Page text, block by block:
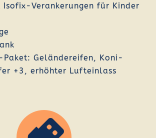
Isofix-Verankerungen für Kinder
Geländereifen, Koni-
+3, erhöhter Lufteinlass